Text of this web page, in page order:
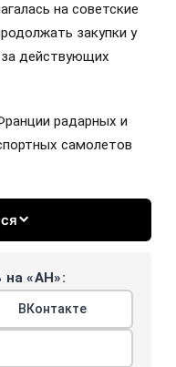
на советские
закупки у
действующих
радарных и
самолетов
на «АН»:
ВКонтакте